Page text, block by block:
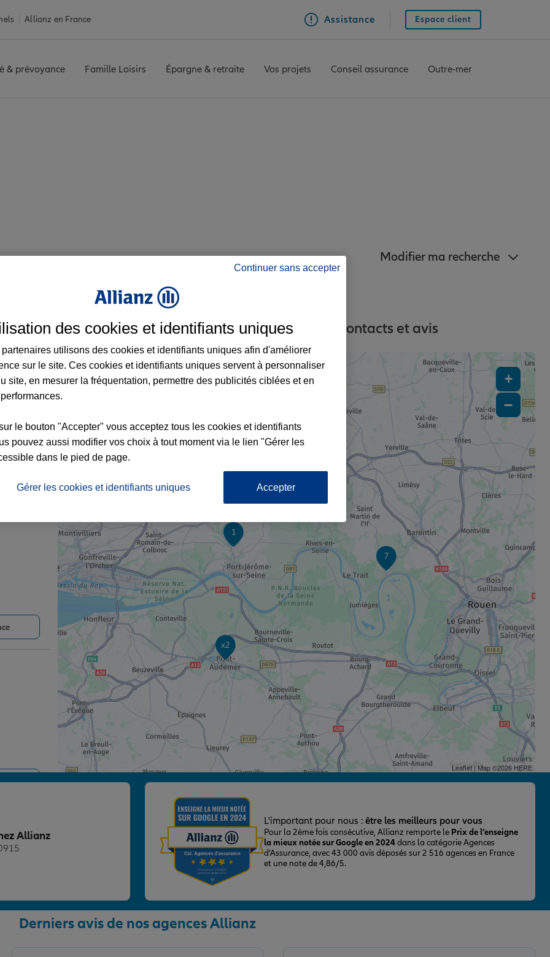
Allianz en France Assistance Espace client
& prévoyance Famille Loisirs Épargne & retraite Vos projets Conseil assurance Outre-mer
Modifier ma recherche
Port-Jérôme-sur-Seine et aux alentours : adresses, contacts et avis
7
x2
3
1
+
−
Leaflet| Map ©2026 HERE
Allianz
L'important pour nous : être les meilleurs pour vous
Pour la 2ème fois consécutive, Allianz remporte le Prix de l’enseigne
la mieux notée sur Google en 2024dans la catégorie Agences
d’Assurance, avec 43 000 avis déposés sur 2 516 agences en France
et une note de 4,86/5.
Derniers avis de nos agences Allianz
Continuer sans accepter
des cookies et identifiants uniques
partenaires utilisons des cookies et identifiants uniques afin d'améliorer
sur le site. Ces cookies et identifiants uniques servent à personnaliser
site, en mesurer la fréquentation, permettre des publicités ciblées et en
le bouton "Accepter" vous acceptez tous les cookies et identifiants
pouvez aussi modifier vos choix à tout moment via le lien "Gérer les
dans le pied de page.
Gérer les cookies et identifiants uniques Accepter